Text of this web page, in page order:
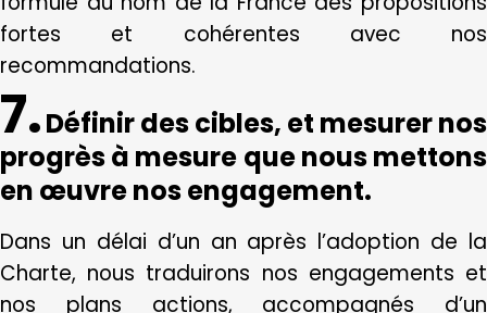
fortes et cohérentes avec nos
recommandations.
7.Définir des cibles, et mesurer nos
progrès à mesure que nous mettons
en œuvre nos engagement.
Dans un délai d’un an après l’adoption de la
Charte, nous traduirons nos engagements et
nos plans actions, accompagnés d’un